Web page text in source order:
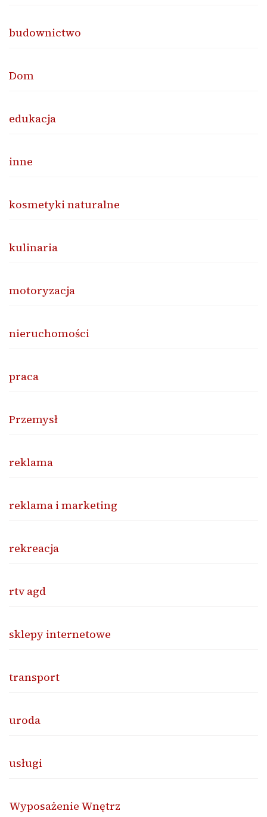
budownictwo
Dom
edukacja
inne
kosmetyki naturalne
kulinaria
motoryzacja
nieruchomości
praca
Przemysł
reklama
reklama i marketing
rekreacja
rtv agd
sklepy internetowe
transport
uroda
usługi
Wyposażenie Wnętrz